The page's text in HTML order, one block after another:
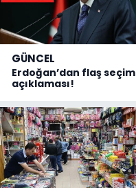
GÜNCEL
Erdoğan’dan flaş seçim
açıklaması!